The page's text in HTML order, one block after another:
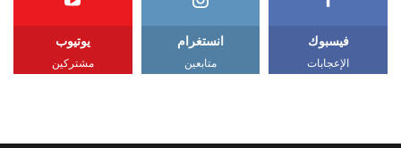
فيسبوك
الإعجابات
انستغرام
متابعين
يوتيوب
مشتركين